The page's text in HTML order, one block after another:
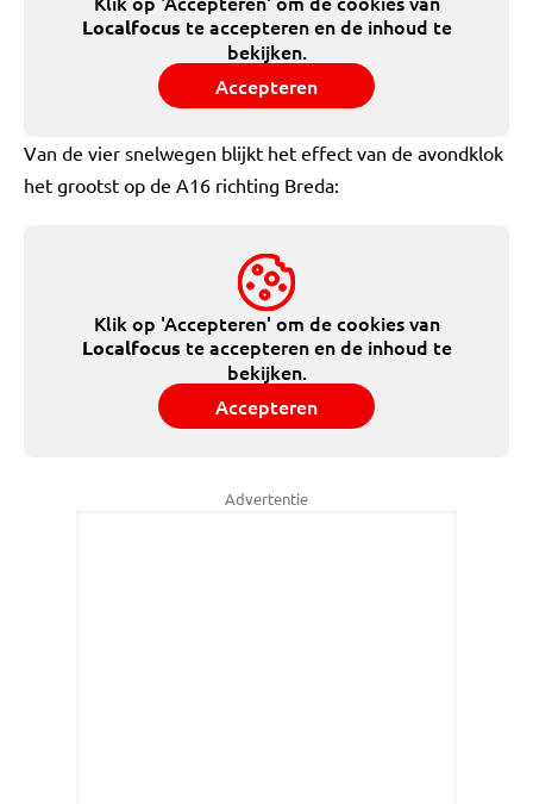
Localfocus te accepteren en de inhoud te
bekijken.
Accepteren
Van de vier snelwegen blijkt het effect van de avondklok
het grootst op de A16 richting Breda:
Klik op 'Accepteren' om de cookies van
Localfocus te accepteren en de inhoud te
bekijken.
Accepteren
Advertentie